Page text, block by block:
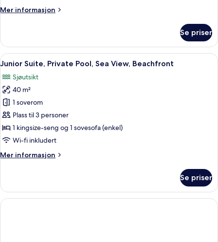
sjøutsikt
Mer informasjon
Mer
2
soverom,
privat
sjøutsikt
Se priser
Åpne
alle
bildene
av
Junior
Suite,
Private
Pool,
View,
Junior Suite, Private Pool, Sea
6
Junior Suite, Private Pool, Sea View, Beachfront
Sjøutsikt
40 m²
1 soverom
Plass til 3 personer
1 kingsize-seng og 1 sovesofa (enkel)
Wi-fi inkludert
Mer informasjon
Mer
Suite,
Private
Pool,
Se priser